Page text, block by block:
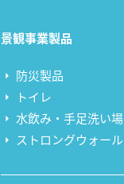
景観事業製品
防災製品
トイレ
水飲み・手足洗い場
ストロングウォール